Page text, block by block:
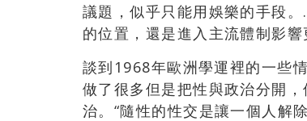
議題，似乎只能用娛樂的手段
的位置，還是進入主流體制影
談到1968年歐洲學運裡的一些
做了很多但是把性與政治分開
治。“隨性的性交是讓一個人解